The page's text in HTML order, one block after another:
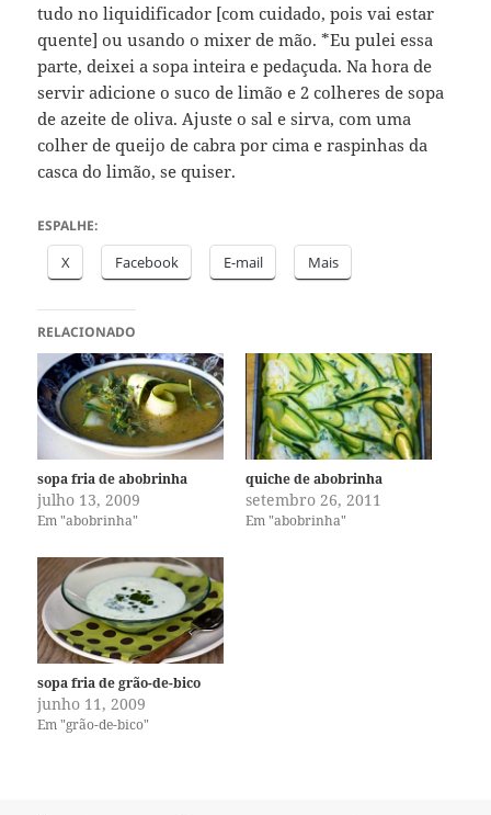
tudo no liquidificador [com cuidado, pois vai estar
quente] ou usando o mixer de mão. *Eu pulei essa
parte, deixei a sopa inteira e pedaçuda. Na hora de
servir adicione o suco de limão e 2 colheres de sopa
de azeite de oliva. Ajuste o sal e sirva, com uma
colher de queijo de cabra por cima e raspinhas da
casca do limão, se quiser.
ESPALHE:
X Facebook E-mail Mais
RELACIONADO
sopa fria de abobrinha
julho 13, 2009
Em "abobrinha"
quiche de abobrinha
setembro 26, 2011
Em "abobrinha"
sopa fria de grão-de-bico
junho 11, 2009
Em "grão-de-bico"